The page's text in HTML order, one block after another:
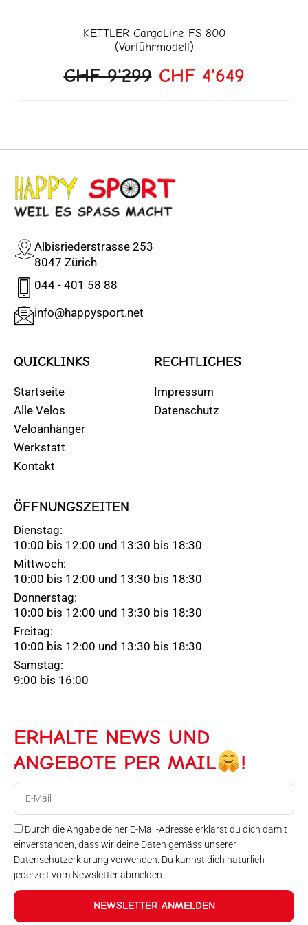
KETTLERCargoLine FS 800
(Vorführmodell)
CHF9'299 CHF4'649
Albisriederstrasse 253
8047 Zürich
044 - 401 58 88
info@happysport.net
QUICKLINKS
Startseite
Alle Velos
Veloanhänger
Werkstatt
Kontakt
RECHTLICHES
Impressum
Datenschutz
ÖFFNUNGSZEITEN
Dienstag:
10:00 bis 12:00 und 13:30 bis 18:30
Mittwoch:
10:00 bis 12:00 und 13:30 bis 18:30
Donnerstag:
10:00 bis 12:00 und 13:30 bis 18:30
Freitag:
10:00 bis 12:00 und 13:30 bis 18:30
Samstag:
9:00 bis 16:00
ERHALTE NEWS UND
ANGEBOTE PER MAIL
!
Durch die Angabe deiner E-Mail-Adresse erklärst du dich damit
einverstanden, dass wir deine Daten gemäss unserer
Datenschutzerklärung verwenden. Du kannst dich natürlich
jederzeit vom Newsletter abmelden.
NEWSLETTER ANMELDEN